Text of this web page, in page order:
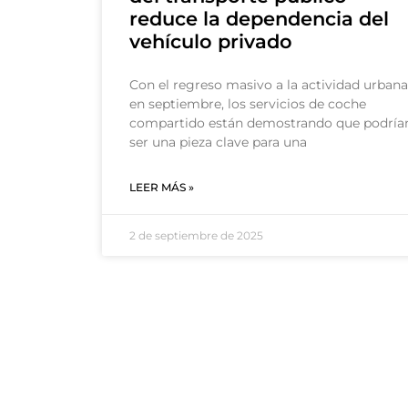
reduce la dependencia del
vehículo privado
Con el regreso masivo a la actividad urbana
en septiembre, los servicios de coche
compartido están demostrando que
ser una pieza clave para una
LEER MÁS »
2 de septiembre de 2025